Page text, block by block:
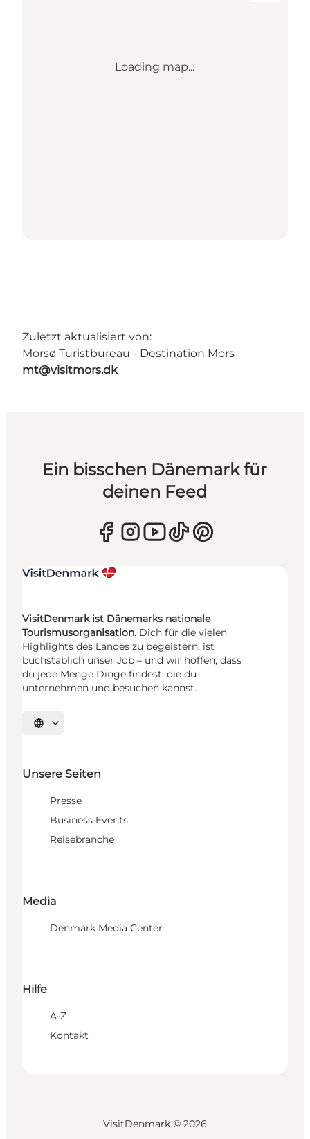
Loading map...
Zuletzt aktualisiert von:
Morsø Turistbureau - Destination Mors
mt@visitmors.dk
Ein bisschen Dänemark für
deinen Feed
VisitDenmark ist Dänemarks nationale
Tourismusorganisation. Dich für die vielen
Highlights des Landes zu begeistern, ist
buchstäblich unser Job – und wir hoffen, dass
du jede Menge Dinge findest, die du
unternehmen und besuchen kannst.
Sprache auswählen
Unsere Seiten
Presse
Business Events
Reisebranche
Media
Denmark Media Center
Hilfe
A-Z
Kontakt
VisitDenmark © 2026